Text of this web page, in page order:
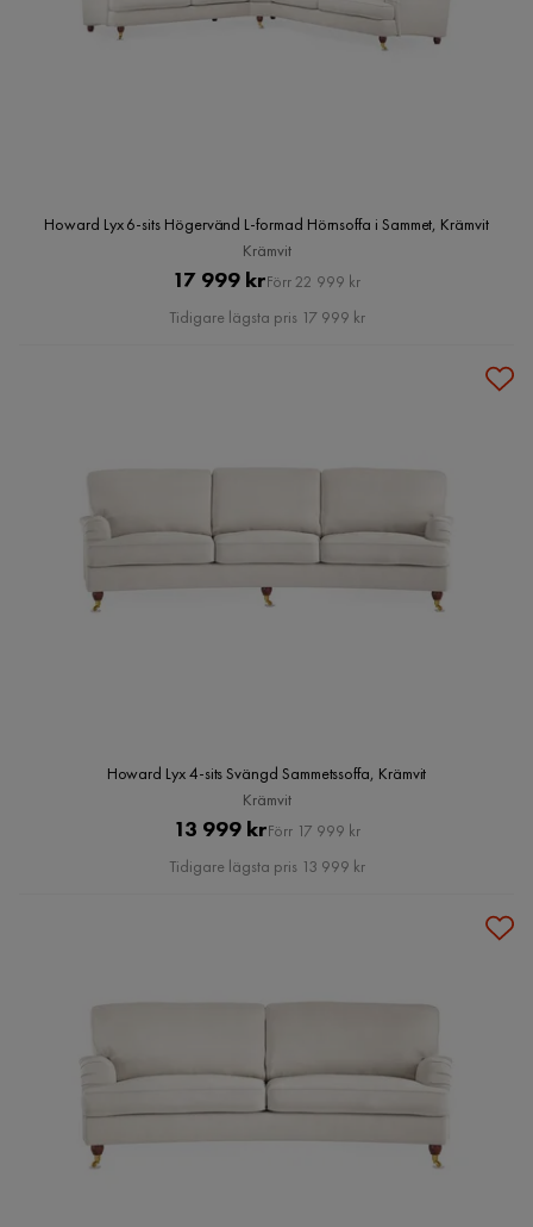
Howard Lyx 6-sits Högervänd L-formad Hörnsoffa i Sammet, Krämvit
Krämvit
Pris
17 999 krOriginal
Pris
Förr 22 999 kr
Tidigare lägsta pris 17 999 kr
Howard Lyx 4-sits Svängd Sammetssoffa, Krämvit
Krämvit
Pris
13 999 krOriginal
Pris
Förr 17 999 kr
Tidigare lägsta pris 13 999 kr